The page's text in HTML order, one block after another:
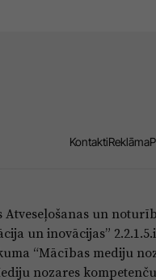
KontaktiReklāma
Atveseļošanas un
un inovācijas”
“Mācības mediju
nozares